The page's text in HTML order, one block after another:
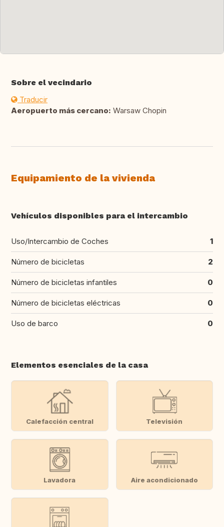
Sobre el vecindario
Traducir
Aeropuerto más cercano: Warsaw Chopin
Equipamiento de la vivienda
Vehículos disponibles para el intercambio
Uso/Intercambio de Coches 1
Número de bicicletas 2
Número de bicicletas infantiles 0
Número de bicicletas eléctricas 0
Uso de barco 0
Elementos esenciales de la casa
Calefacción central Televisión
Lavadora Aire acondicionado